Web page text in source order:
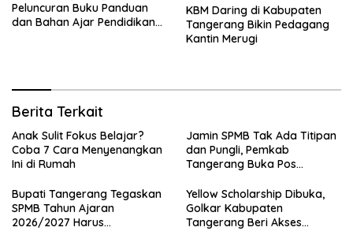
Peluncuran Buku Panduan
dan Bahan Ajar Pendidikan
KBM Daring di Kabupaten
Tangerang Bikin Pedagang
Kantin Merugi
Berita Terkait
Anak Sulit Fokus Belajar?
Coba 7 Cara Menyenangkan
Ini di Rumah
Jamin SPMB Tak Ada Titipan
dan Pungli, Pemkab
Tangerang Buka Pos
Bupati Tangerang Tegaskan
SPMB Tahun Ajaran
2026/2027 Harus
Yellow Scholarship Dibuka,
Golkar Kabupaten
Tangerang Beri Akses